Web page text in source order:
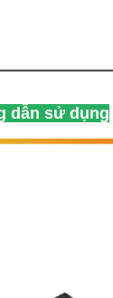
dẫn sử dụng